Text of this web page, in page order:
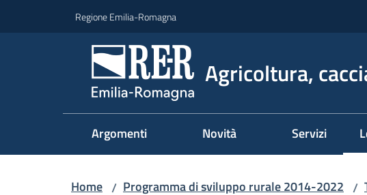
Regione Emilia-Romagna
Agricoltura,
Argomenti Novità Servizi
Home / Programma di sviluppo rurale 2014-2022 /